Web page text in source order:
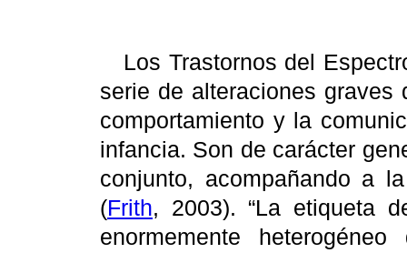
Los Trastornos del
serie de alteraciones
comportamiento y la
infancia. Son de carácter
conjunto, acompañando a
(Frith, 2003). “La etiqueta
enormemente